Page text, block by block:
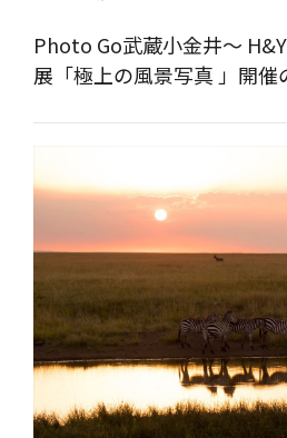
Photo Go武蔵小金井～
展「極上の風景写真 」開催